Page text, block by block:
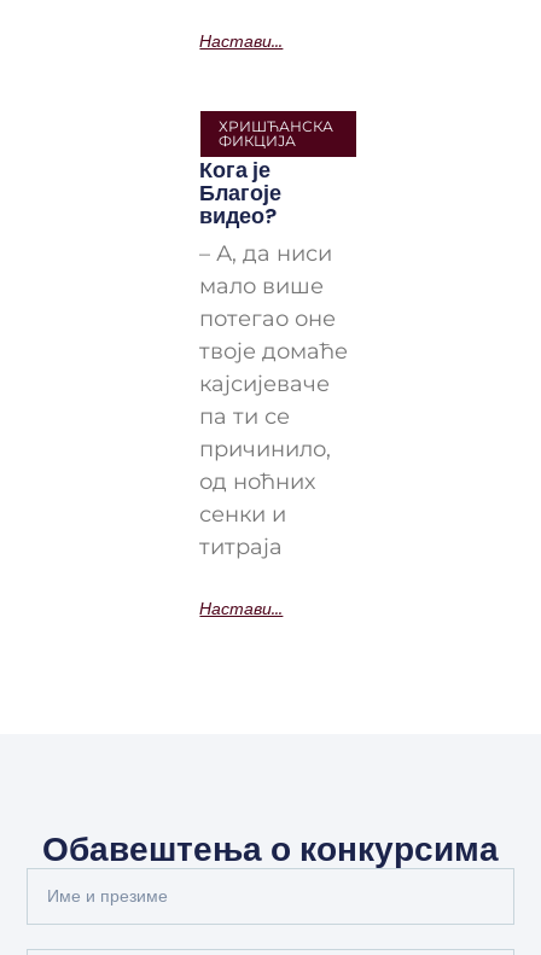
Настави...
ХРИШЋАНСКА
ФИКЦИЈА
Кога је
Благоје
видео?
– А, да ниси
мало више
потегао оне
твоје домаће
кајсијеваче
па ти се
причинило,
од ноћних
сенки и
титраја
Настави...
Обавештења о конкурсима